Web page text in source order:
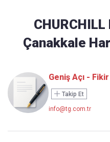
CHURCHILL
Çanakkale
Geniş Açı -
Takip Et
info@tg.com.tr